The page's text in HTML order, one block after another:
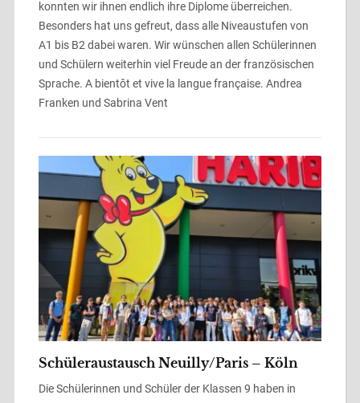
konnten wir ihnen endlich ihre Diplome überreichen.
Besonders hat uns gefreut, dass alle Niveaustufen von
A1 bis B2 dabei waren. Wir wünschen allen Schülerinnen
und Schülern weiterhin viel Freude an der französischen
Sprache. A bientôt et vive la langue française. Andrea
Franken und Sabrina Vent
Schüleraustausch Neuilly/Paris – Köln
Die Schülerinnen und Schüler der Klassen 9 haben in